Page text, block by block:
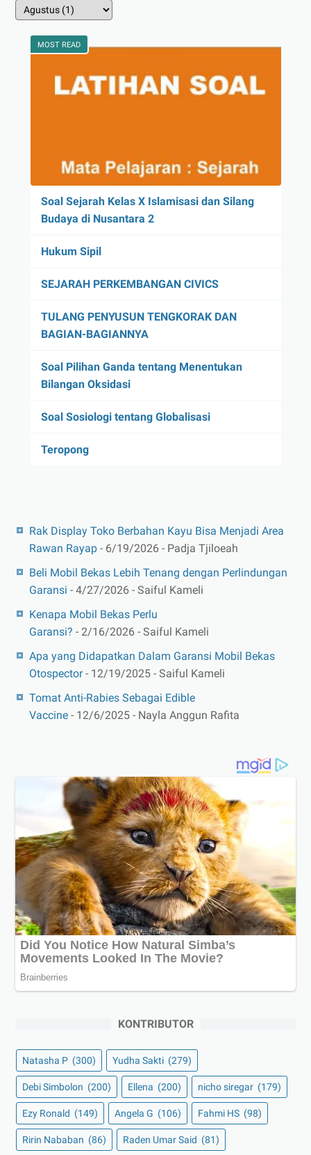
MOST READ
Soal Sejarah Kelas X Islamisasi dan Silang
Budaya di Nusantara 2
Hukum Sipil
SEJARAH PERKEMBANGAN CIVICS
TULANG PENYUSUN TENGKORAK DAN
BAGIAN-BAGIANNYA
Soal Pilihan Ganda tentang Menentukan
Bilangan Oksidasi
Soal Sosiologi tentang Globalisasi
Teropong
Rak Display Toko Berbahan Kayu Bisa Menjadi Area
Rawan Rayap - 6/19/2026 - Padja Tjiloeah
Beli Mobil Bekas Lebih Tenang dengan Perlindungan
Garansi - 4/27/2026 - Saiful Kameli
Kenapa Mobil Bekas Perlu
Garansi? - 2/16/2026 - Saiful Kameli
Apa yang Didapatkan Dalam Garansi Mobil Bekas
Otospector- 12/19/2025 - Saiful Kameli
Tomat Anti-Rabies Sebagai Edible
Vaccine - 12/6/2025 - Nayla Anggun Rafita
KONTRIBUTOR
Natasha P (300) Yudha Sakti (279)
Debi Simbolon (200) Ellena (200) nicho siregar (179)
Ezy Ronald (149) Angela G (106) Fahmi HS (98)
Ririn Nababan (86) Raden Umar Said (81)